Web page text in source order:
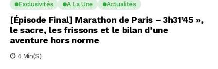
Exclusivités A La Une Actualités
[Épisode Final] Marathon de Paris – 3h31’45 »,
le sacre, les frissons et le bilan d’une
aventure hors norme
4 Min(s)